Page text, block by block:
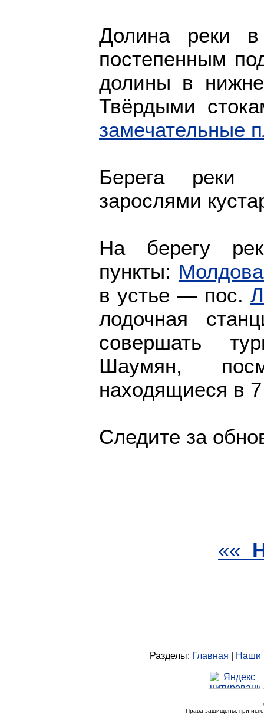
Долина реки
постепенным
долины в
Твёрдыми
замечательные
Берега реки
зарослями
На берегу
пункты:
в устье — пос.
лодочная
совершать
Шаумян,
находящиеся в
Следите за
««
Разделы: Главная Наши
Права защищены, при